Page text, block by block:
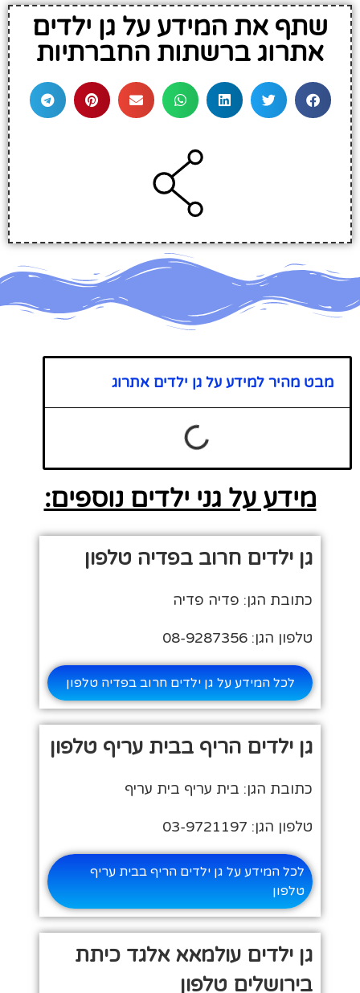
שתף את המידע על גן ילדים
אתרוג ברשתות החברתיות
מבט מהיר למידע על גן ילדים אתרוג
מידע על גני ילדים נוספים:
גן ילדים חרוב בפדיה טלפון
כתובת הגן: פדיה פדיה
טלפון הגן: 08-9287356
לכל המידע על גן ילדים חרוב בפדיה טלפון
גן ילדים הריף בבית עריף טלפון
כתובת הגן: בית עריף בית עריף
טלפון הגן: 03-9721197
לכל המידע על גן ילדים הריף בבית עריף
טלפון
גן ילדים עולמאא אלגד כיתת
בירושלים טלפון